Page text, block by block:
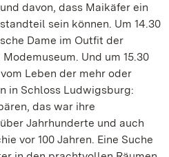
davon, dass Maikäfer ein
sein können. Um 14.30
Dame im Outfit der
Und um 15.30
Leben der mehr oder
in Schloss Ludwigsburg:
das war ihre
Jahrhunderte und auch
vor 100 Jahren. Eine Suche